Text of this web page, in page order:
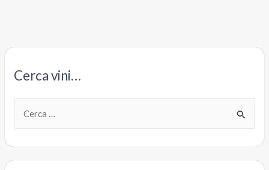
Cerca vini…